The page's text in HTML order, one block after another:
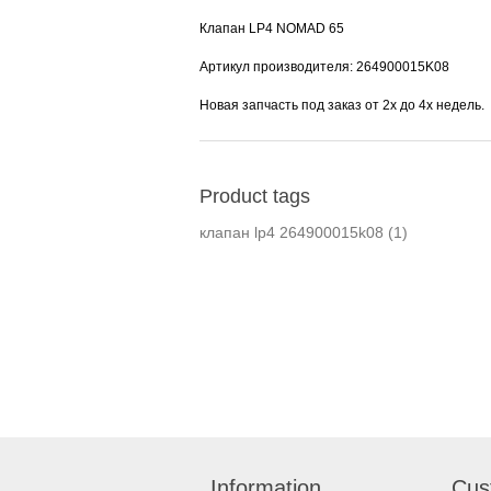
Клапан LP4 NOMAD 65
Артикул производителя: 264900015K08
Новая запчасть под заказ от 2х до 4х недель.
Product tags
клапан lp4 264900015k08 (1)